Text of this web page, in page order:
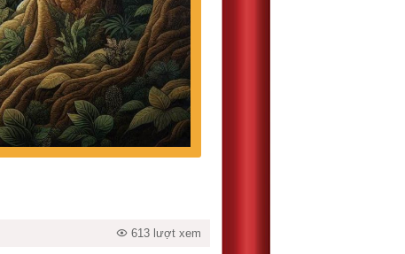
613 lượt xem